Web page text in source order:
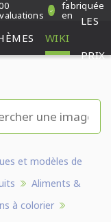
fabriquée
en
Allemagne
WIKI
LES
PRIX
et modèles de
Aliments &
à colorier